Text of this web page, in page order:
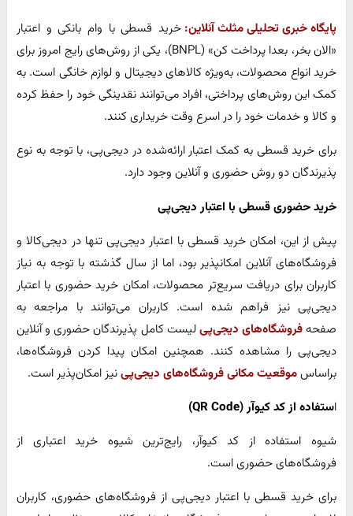
پایگاه خبری تحلیلی مثلث آنلاین: خرید قسطی با وام بانکی و اعتبار
«الان بخر، بعدا پرداخت کن» (BNPL)، یکی از روش‌های رایج امروز برای
خرید انواع محصولات، به‌ویژه کالاهای دیجیتال و لوازم خانگی است. به
کمک این روش‌های پرداختی، افراد می‌توانند نقدینگی خود را حفظ کرده
و کالا و خدمات خود را در اسرع وقت خریداری کنند.
برای خرید قسطی به کمک اعتبار ارائه‌شده در دیجی‌پی، با توجه به نوع
پذیرندگان دو روش حضوری و آنلاین وجود دارد.
خرید حضوری قسطی با اعتبار دیجی‌پی
پیش از این، امکان خرید قسطی با اعتبار دیجی‌پی تنها در دیجی‌کالا و
فروشگاه‌های آنلاین امکانپذیر بود، اما از سال گذشته با توجه به نیاز
کاربران برای دریافت سریع‌تر محصولات، امکان خرید حضوری با اعتبار
دیجی‌پی نیز فراهم شده است. کاربران می‌توانند با مراجعه به
صفحهفروشگاه‌های دیجی‌پیلیست کامل پذیرندگان حضوری و آنلاین
دیجی‌پی را مشاهده کنند. همچنین امکان پیدا کردن فروشگاه‌ها،
براساسموقعیت مکانی فروشگاه‌های دیجی‌پینیز امکان‌پذیر است.
استفاده از کد کیوآر (QR Code)
شیوه استفاده از کد کیوآر، رایج‌ترین شیوه خرید اعتباری از
فروشگاه‌های حضوری است.
برای خرید قسطی با اعتبار دیجی‌پی از فروشگاه‌های حضوری، کاربران